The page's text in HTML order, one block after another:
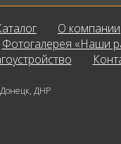
О компании
Фотогалерея «Наши
ДНР